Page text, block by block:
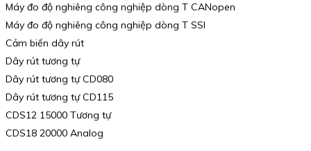
Máy đo độ nghiêng công nghiệp dòng T CANopen
Máy đo độ nghiêng công nghiệp dòng T SSI
Cảm biến dây rút
Dây rút tương tự
Dây rút tương tự CD080
Dây rút tương tự CD115
CDS12 15000 Tương tự
CDS18 20000 Analog